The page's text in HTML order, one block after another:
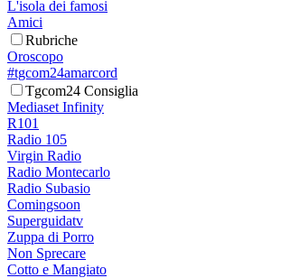
L'isola dei famosi
Amici
Rubriche
Oroscopo
#tgcom24amarcord
Tgcom24 Consiglia
Mediaset Infinity
R101
Radio 105
Virgin Radio
Radio Montecarlo
Radio Subasio
Comingsoon
Superguidatv
Zuppa di Porro
Non Sprecare
Cotto e Mangiato